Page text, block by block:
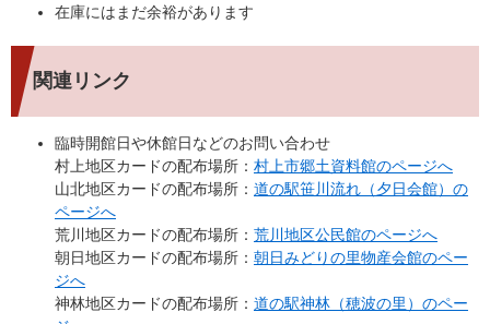
在庫にはまだ余裕があります
関連リンク
臨時開館日や休館日などのお問い合わせ
村上地区カードの配布場所： 村上市郷土資料館のページへ
山北地区カードの配布場所： 道の駅笹川流れ（夕日会館）の
ページへ
荒川地区カードの配布場所： 荒川地区公民館のページへ
朝日地区カードの配布場所： 朝日みどりの里物産会館のペー
ジへ
神林地区カードの配布場所： 道の駅神林（穂波の里）のペー